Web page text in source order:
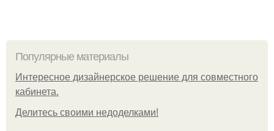
Популярные материалы
Интересное дизайнерское решение для совместного
кабинета.
Делитесь своими недоделками!